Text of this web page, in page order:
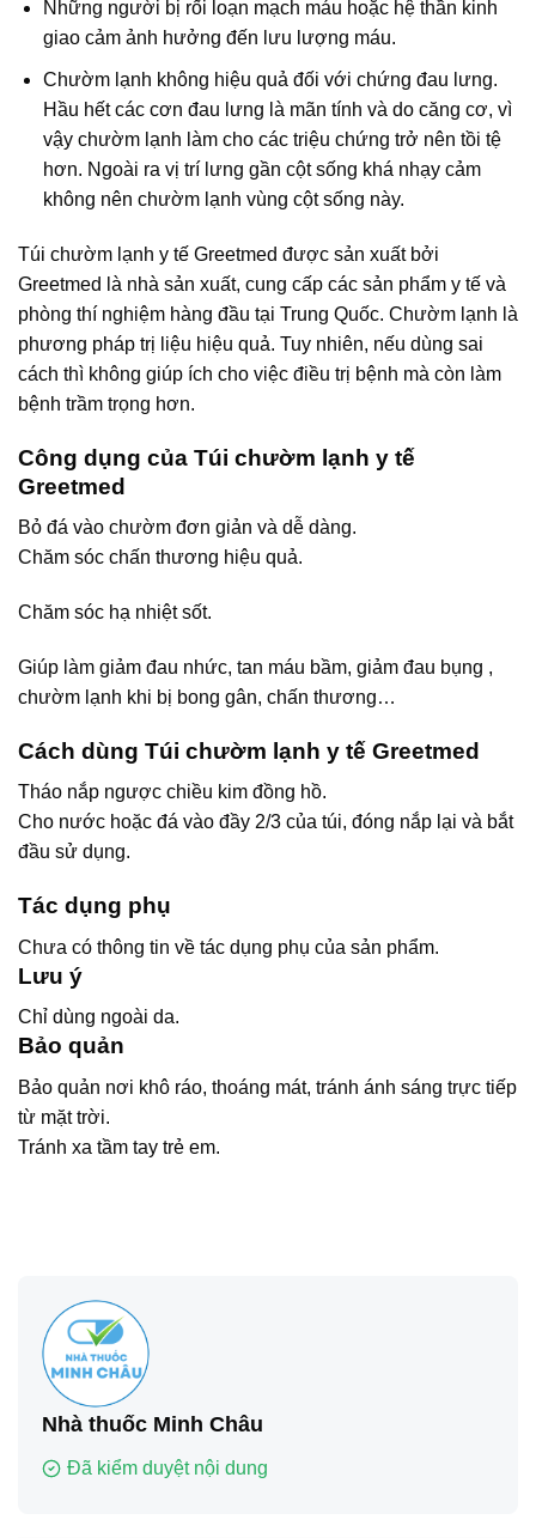
Những người bị rối loạn mạch máu hoặc hệ thần kinh
giao cảm ảnh hưởng đến lưu lượng máu.
Chườm lạnh không hiệu quả đối với chứng đau lưng.
Hầu hết các cơn đau lưng là mãn tính và do căng cơ, vì
vậy chườm lạnh làm cho các triệu chứng trở nên tồi tệ
hơn. Ngoài ra vị trí lưng gần cột sống khá nhạy cảm
không nên chườm lạnh vùng cột sống này.
Túi chườm lạnh y tế Greetmed được sản xuất bởi
Greetmed là nhà sản xuất, cung cấp các sản phẩm y tế và
phòng thí nghiệm hàng đầu tại Trung Quốc. Chườm lạnh là
phương pháp trị liệu hiệu quả. Tuy nhiên, nếu dùng sai
cách thì không giúp ích cho việc điều trị bệnh mà còn làm
bệnh trầm trọng hơn.
Công dụng của Túi chườm lạnh y tế
Greetmed
Bỏ đá vào chườm đơn giản và dễ dàng.
Chăm sóc chấn thương hiệu quả.
Chăm sóc hạ nhiệt sốt.
Giúp làm giảm đau nhức, tan máu bầm, giảm đau bụng ,
chườm lạnh khi bị bong gân, chấn thương…
Cách dùng Túi chườm lạnh y tế Greetmed
Tháo nắp ngược chiều kim đồng hồ.
Cho nước hoặc đá vào đầy 2/3 của túi, đóng nắp lại và bắt
đầu sử dụng.
Tác dụng phụ
Chưa có thông tin về tác dụng phụ của sản phẩm.
Lưu ý
Chỉ dùng ngoài da.
Bảo quản
Bảo quản nơi khô ráo, thoáng mát, tránh ánh sáng trực tiếp
từ mặt trời.
Tránh xa tầm tay trẻ em.
Nhà thuốc Minh Châu
Đã kiểm duyệt nội dung